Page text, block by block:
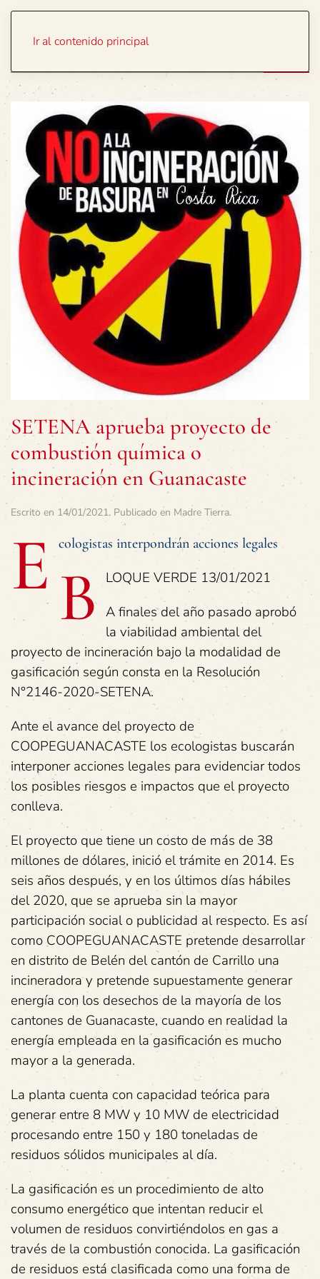
Ir al contenido principal
SETENA aprueba proyecto de
combustión química o
incineración en Guanacaste
Escrito en 14/01/2021. Publicado en Madre Tierra.
E cologistas interpondrán acciones legales
B LOQUE VERDE 13/01/2021
A finales del año pasado aprobó
la viabilidad ambiental del
proyecto de incineración bajo la modalidad de
gasificación según consta en la Resolución
N°2146-2020-SETENA.
Ante el avance del proyecto de
COOPEGUANACASTE los ecologistas buscarán
interponer acciones legales para evidenciar todos
los posibles riesgos e impactos que el proyecto
conlleva.
El proyecto que tiene un costo de más de 38
millones de dólares, inició el trámite en 2014. Es
seis años después, y en los últimos días hábiles
del 2020, que se aprueba sin la mayor
participación social o publicidad al respecto. Es así
como COOPEGUANACASTE pretende desarrollar
en distrito de Belén del cantón de Carrillo una
incineradora y pretende supuestamente generar
energía con los desechos de la mayoría de los
cantones de Guanacaste, cuando en realidad la
energía empleada en la gasificación es mucho
mayor a la generada.
La planta cuenta con capacidad teórica para
generar entre 8 MW y 10 MW de electricidad
procesando entre 150 y 180 toneladas de
residuos sólidos municipales al día.
La gasificación es un procedimiento de alto
consumo energético que intentan reducir el
volumen de residuos convirtiéndolos en gas a
través de la combustión conocida. La gasificación
de residuos está clasificada como una forma de